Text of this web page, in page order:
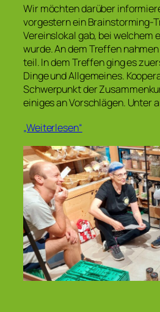
Wir möchten darüber
vorgestern ein Brainstorming-
Vereinslokal gab, bei welchem
wurde. An dem Treffen
teil. In dem Treffen ging es
Dinge und Allgemeines.
Schwerpunkt der
einiges an Vorschlägen. Unter
„Weiterlesen“